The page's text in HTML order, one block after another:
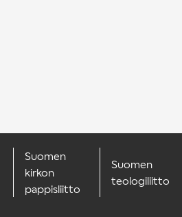
Suomen
kirkon
pappisliitto
Suomen
teologiliitto